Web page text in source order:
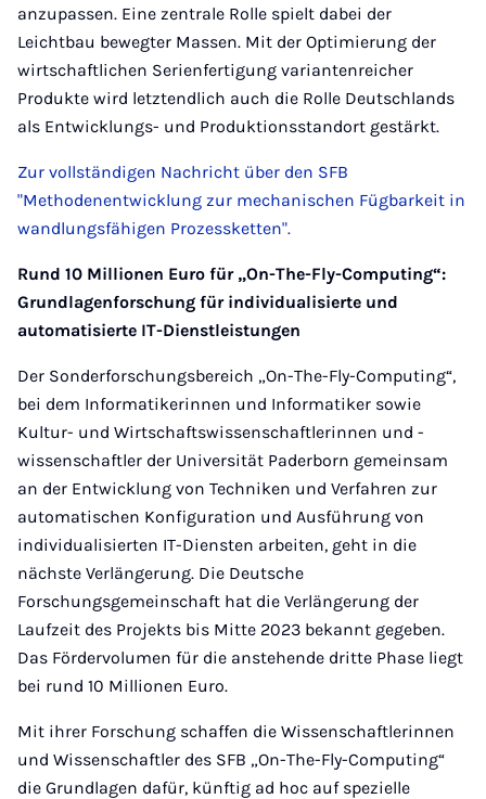
anzupassen. Eine zentrale Rolle spielt dabei der
Leichtbau bewegter Massen. Mit der Optimierung der
wirtschaftlichen Serienfertigung variantenreicher
Produkte wird letztendlich auch die Rolle Deutschlands
als Entwicklungs- und Produktionsstandort gestärkt.
Zur vollständigen Nachricht über den SFB
"Methodenentwicklung zur mechanischen Fügbarkeit in
wandlungsfähigen Prozessketten".
Rund 10 Millionen Euro für „On-The-Fly-Computing“:
Grundlagenforschung für individualisierte und
automatisierte IT-Dienstleistungen
Der Sonderforschungsbereich „On-The-Fly-Computing“,
bei dem Informatikerinnen und Informatiker sowie
Kultur- und Wirtschaftswissenschaftlerinnen und -
wissenschaftler der Universität Paderborn gemeinsam
an der Entwicklung von Techniken und Verfahren zur
automatischen Konfiguration und Ausführung von
individualisierten IT-Diensten arbeiten, geht in die
nächste Verlängerung. Die Deutsche
Forschungsgemeinschaft hat die Verlängerung der
Laufzeit des Projekts bis Mitte 2023 bekannt gegeben.
Das Fördervolumen für die anstehende dritte Phase liegt
bei rund 10 Millionen Euro.
Mit ihrer Forschung schaffen die Wissenschaftlerinnen
und Wissenschaftler des SFB „On-The-Fly-Computing“
die Grundlagen dafür, künftig ad hoc auf spezielle